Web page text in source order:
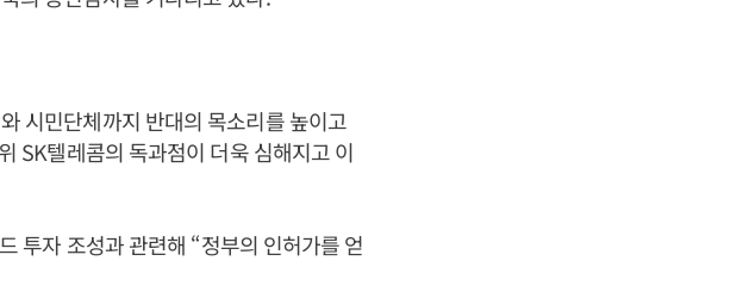
시민단체까지 반대의 목소리를 높이고
SK텔레콤의 독과점이 더욱 심해지고 이
투자 조성과 관련해 “정부의 인허가를 얻